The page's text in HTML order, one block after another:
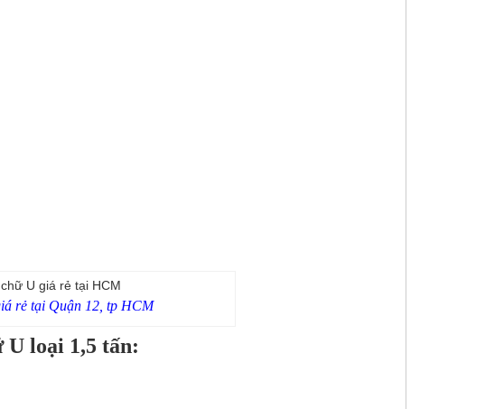
rẻ tại Quận 12, tp HCM
U loại 1,5 tấn: